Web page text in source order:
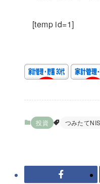
[temp id=1]
投資 つみたて